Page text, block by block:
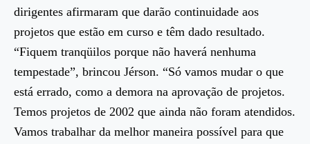
dirigentes afirmaram que darão continuidade aos
projetos que estão em curso e têm dado resultado.
“Fiquem tranqüilos porque não haverá nenhuma
tempestade”, brincou Jérson. “Só vamos mudar o que
está errado, como a demora na aprovação de projetos.
Temos projetos de 2002 que ainda não foram atendidos.
Vamos trabalhar da melhor maneira possível para que